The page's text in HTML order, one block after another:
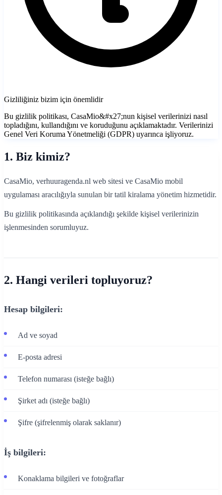
Gizliliğiniz bizim için önemlidir
Bu gizlilik politikası, CasaMio&#x27;nun kişisel verilerinizi nasıl
topladığını, kullandığını ve koruduğunu açıklamaktadır. Verilerinizi
Genel Veri Koruma Yönetmeliği (GDPR) uyarınca işliyoruz.
1. Biz kimiz?
CasaMio, verhuuragenda.nl web sitesi ve CasaMio mobil
uygulaması aracılığıyla sunulan bir tatil kiralama yönetim hizmetidir.
Bu gizlilik politikasında açıklandığı şekilde kişisel verilerinizin
işlenmesinden sorumluyuz.
2. Hangi verileri topluyoruz?
Hesap bilgileri:
Ad ve soyad
E-posta adresi
Telefon numarası (isteğe bağlı)
Şirket adı (isteğe bağlı)
Şifre (şifrelenmiş olarak saklanır)
İş bilgileri:
Konaklama bilgileri ve fotoğraflar